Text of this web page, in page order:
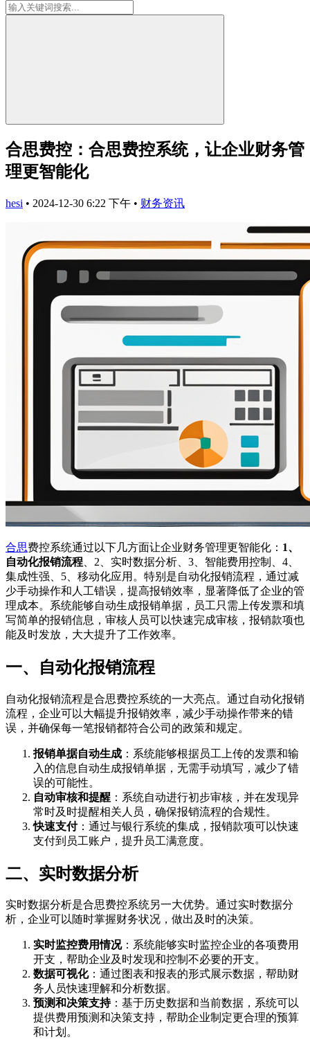
合思费控：合思费控系统，让企业财务管
理更智能化
hesi • 2024-12-30 6:22 下午 • 财务资讯
合思费控系统通过以下几方面让企业财务管理更智能化： 1、
自动化报销流程 、2、实时数据分析、3、智能费用控制、4、
集成性强、5、移动化应用。特别是自动化报销流程，通过减
少手动操作和人工错误，提高报销效率，显著降低了企业的管
理成本。系统能够自动生成报销单据，员工只需上传发票和填
写简单的报销信息，审核人员可以快速完成审核，报销款项也
能及时发放，大大提升了工作效率。
一、自动化报销流程
自动化报销流程是合思费控系统的一大亮点。通过自动化报销
流程，企业可以大幅提升报销效率，减少手动操作带来的错
误，并确保每一笔报销都符合公司的政策和规定。
报销单据自动生成 ：系统能够根据员工上传的发票和输
入的信息自动生成报销单据，无需手动填写，减少了错
误的可能性。
自动审核和提醒 ：系统自动进行初步审核，并在发现异
常时及时提醒相关人员，确保报销流程的合规性。
快速支付：通过与银行系统的集成，报销款项可以快速
支付到员工账户，提升员工满意度。
二、实时数据分析
实时数据分析是合思费控系统另一大优势。通过实时数据分
析，企业可以随时掌握财务状况，做出及时的决策。
实时监控费用情况：系统能够实时监控企业的各项费用
开支，帮助企业及时发现和控制不必要的开支。
数据可视化：通过图表和报表的形式展示数据，帮助财
务人员快速理解和分析数据。
预测和决策支持：基于历史数据和当前数据，系统可以
提供费用预测和决策支持，帮助企业制定更合理的预算
和计划。